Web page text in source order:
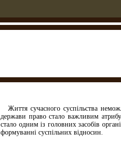
Життя сучасного суспільства
держави право стало важливим
стало одним із головних засобів
формуванні суспільних відносин.